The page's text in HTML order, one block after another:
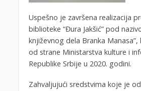
Uspešno je završena realizacija
biblioteke “Đura Jakšić” pod
književnog dela Branka
od strane Ministarstva kulture i
Republike Srbije u 2020. godini.
Zahvaljujući sredstvima koje je